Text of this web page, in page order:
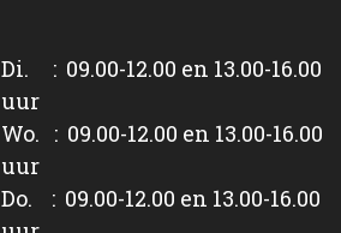
Di. : 09.00-12.00 en 13.00-16.00
uur
Wo. : 09.00-12.00 en 13.00-16.00
uur
Do. : 09.00-12.00 en 13.00-16.00